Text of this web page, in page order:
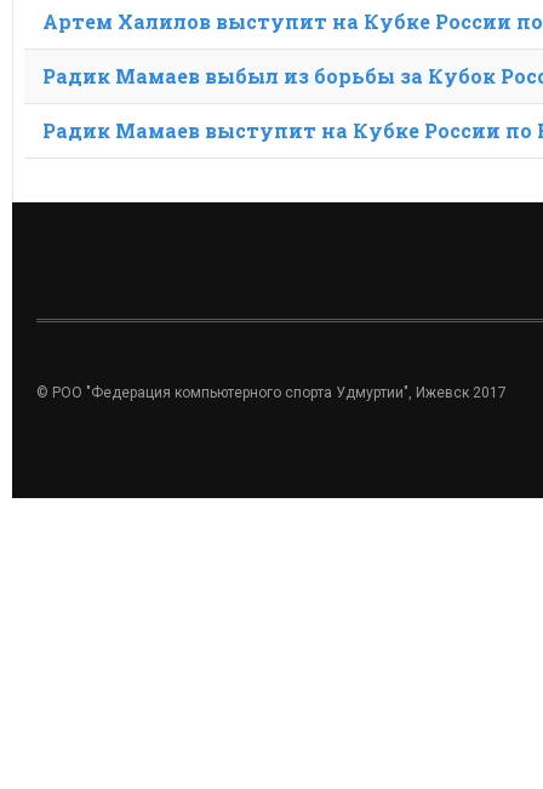
Артем Халилов выступит на Кубке России по
Радик Мамаев выбыл из борьбы за Кубок
Радик Мамаев выступит на Кубке России по
© РОО "Федерация компьютерного спорта Удмуртии", Ижевск 2017